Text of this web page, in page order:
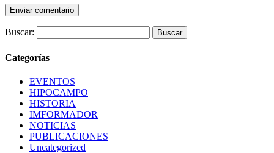
Buscar:
Categorías
EVENTOS
HIPOCAMPO
HISTORIA
IMFORMADOR
NOTICIAS
PUBLICACIONES
Uncategorized